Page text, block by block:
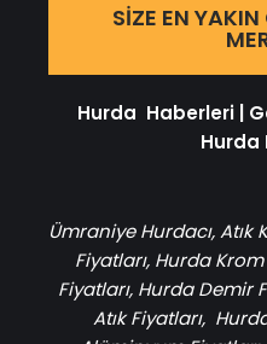
SIZE EN
Hurda Haberleri|
Hurda
Ümraniye Hurdacı,Atık
Fiyatları, Hurda Krom
Fiyatları, Hurda Demir
Atık Fiyatları,